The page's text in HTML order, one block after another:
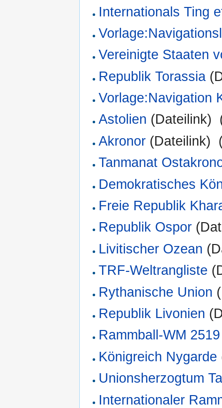
Internationals Ting
Vereinigte Staaten
Republik Torassia
Vorlage:Navigation
Astolien (Dateilink) ‎
Akronor (Dateilink) ‎
Tanmanat
Demokratisches
Freie Republik
Republik Ospor
Livitischer Ozean
TRF-Weltrangliste
Rythanische Union
Republik Livonien
Rammball-WM 2519
Königreich Nygarde
Unionsherzogtum
Internationaler